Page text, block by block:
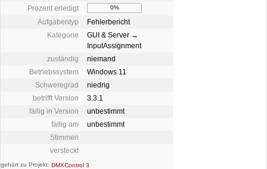
Prozent erledigt
0%
Aufgabentyp
Fehlerbericht
Kategorie
GUI & Server →
InputAssignment
zuständig
niemand
Betriebssystem
Windows 11
Schweregrad
niedrig
betrifft Version
3.3.1
fällig in Version
unbestimmt
fällig am
unbestimmt
Stimmen
versteckt
gehört zu Projekt: DMXControl 3